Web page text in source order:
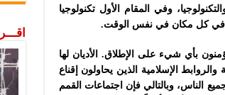
وفي المقام الأول تكنولوجيا
في كل مكان في نفس الوقت.
بأي شيء على الإطلاق. الأديان لها
الإسلامية الذين يحاولون إقناع
الناس، وبالتالي فإن اجتماعات القمم